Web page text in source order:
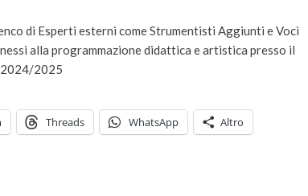
di Esperti esterni come Strumentisti Aggiunti e Voci
alla programmazione didattica e artistica presso il
2024/2025
Threads WhatsApp Altro